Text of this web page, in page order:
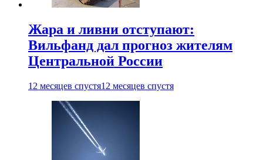
Жара и ливни отступают:
Вильфанд дал прогноз жителям
Центральной России
12 месяцев спустя12 месяцев спустя